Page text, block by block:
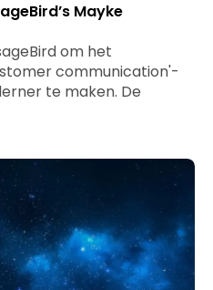
Mayke
om het
communication'-
te maken. De